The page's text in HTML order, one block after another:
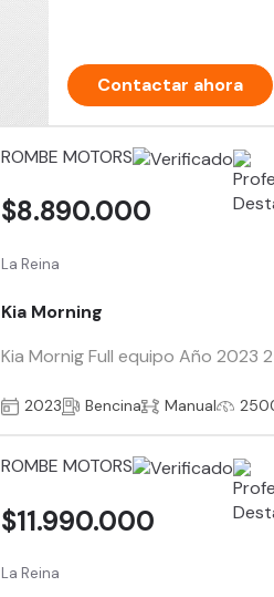
Contactar ahora
ROMBE MOTORS
La Reina
Kia Morning
Kia Mornig Full equipo Año
$8.890.000
2023 Bencina Manual
ROMBE MOTORS
La Reina
$11.990.000